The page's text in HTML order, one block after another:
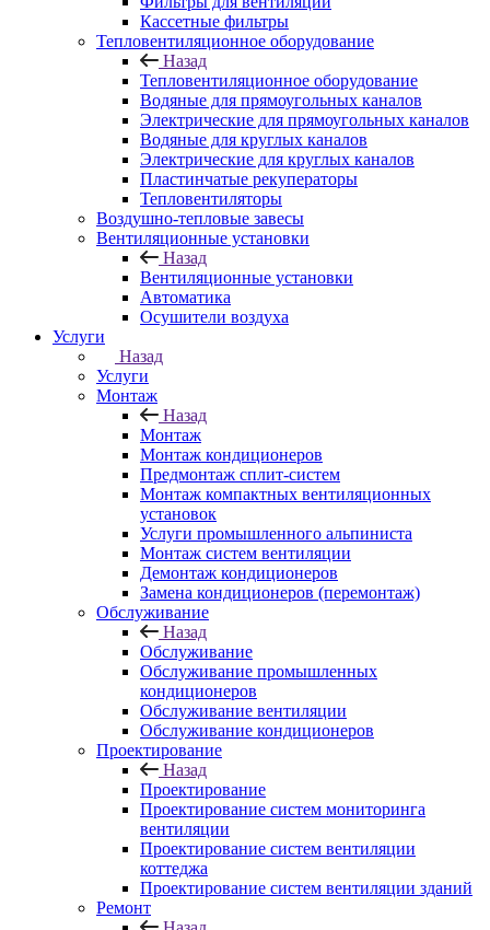
Кассетные фильтры
Тепловентиляционное оборудование
Назад
Тепловентиляционное оборудование
Водяные для прямоугольных каналов
Электрические для прямоугольных каналов
Водяные для круглых каналов
Электрические для круглых каналов
Пластинчатые рекуператоры
Тепловентиляторы
Воздушно-тепловые завесы
Вентиляционные установки
Назад
Вентиляционные установки
Автоматика
Осушители воздуха
Услуги
Назад
Услуги
Монтаж
Назад
Монтаж
Монтаж кондиционеров
Предмонтаж сплит-систем
Монтаж компактных вентиляционных
установок
Услуги промышленного альпиниста
Монтаж систем вентиляции
Демонтаж кондиционеров
Замена кондиционеров (перемонтаж)
Обслуживание
Назад
Обслуживание
Обслуживание промышленных
кондиционеров
Обслуживание вентиляции
Обслуживание кондиционеров
Проектирование
Назад
Проектирование
Проектирование систем мониторинга
вентиляции
Проектирование систем вентиляции
коттеджа
Проектирование систем вентиляции зданий
Ремонт